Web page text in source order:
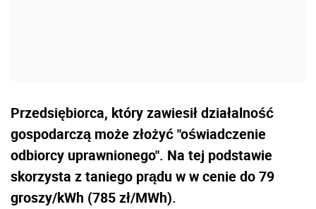
Przedsiębiorca, który zawiesił działalność
gospodarczą może złożyć "oświadczenie
odbiorcy uprawnionego". Na tej podstawie
skorzysta z taniego prądu w w cenie do 79
groszy/kWh (785 zł/MWh).